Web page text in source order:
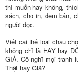
thì muốn hay không,
sách, cho in, đem bán,
người đọc.
Viết cái thể loại cháu
không chỉ là HAY hay
GIẢ. Cô nghĩ mọi tranh
Thật hay Giả?